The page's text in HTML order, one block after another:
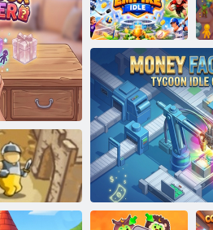
Feodalizm
Benim Küçük
Çiftliğim
Minik Spor
İmparatorluğu
Boşta